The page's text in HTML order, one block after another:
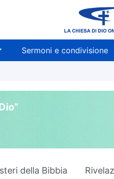
Sermoni e condivisione
della Bibbia